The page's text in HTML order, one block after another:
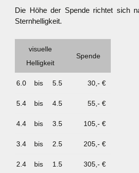
Die Höhe der Spende richtet sich
Sternhelligkeit.
visuelle
Helligkeit
Spende
6.0 bis 5.5 30,- €
5.4 bis 4.5 55,- €
4.4 bis 3.5 105,- €
3.4 bis 2.5 205,- €
2.4 bis 1.5 305,- €